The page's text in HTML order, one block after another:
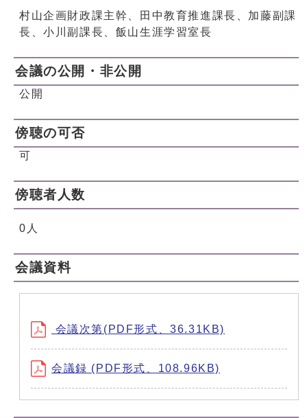
村山企画財政課主幹、田中教育推進課長、加藤副課
長、小川副課長、飯山生涯学習室長
会議の公開・非公開
公開
傍聴の可否
可
傍聴者人数
0人
会議資料
会議次第(PDF形式、36.31KB)
会議録 (PDF形式、108.96KB)